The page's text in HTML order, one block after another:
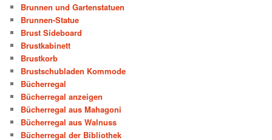
Brunnen und Gartenstatuen
Brunnen-Statue
Brust Sideboard
Brustkabinett
Brustkorb
Brustschubladen Kommode
Bücherregal
Bücherregal anzeigen
Bücherregal aus Mahagoni
Bücherregal aus Walnuss
Bücherregal der Bibliothek